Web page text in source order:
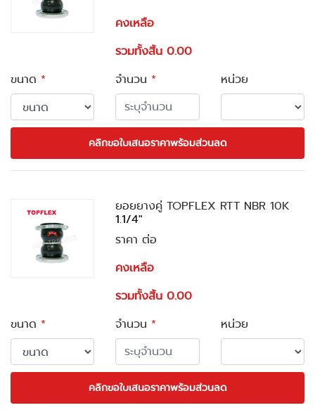
คงเหลือ
รวมทั้งสิ้น 0.00
ขนาด * จำนวน * หน่วย
คลิกขอใบเสนอราคาพร้อมส่วนลด
ยอยยางคู่ TOPFLEX RTT NBR 10K
1.1/4"
ราคา ต่อ
คงเหลือ
รวมทั้งสิ้น 0.00
ขนาด * จำนวน * หน่วย
คลิกขอใบเสนอราคาพร้อมส่วนลด